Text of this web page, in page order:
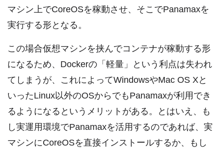
マシン上でCoreOSを稼動させ、そこでPanamaxを
実行する形となる。
この場合仮想マシンを挟んでコンテナが稼動する形
になるため、Dockerの「軽量」という利点は失われ
てしまうが、これによってWindowsやMac OS Xと
いったLinux以外のOSからでもPanamaxが利用でき
るようになるというメリットがある。とはいえ、も
し実運用環境でPanamaxを活用するのであれば、実
マシンにCoreOSを直接インストールするか、もし